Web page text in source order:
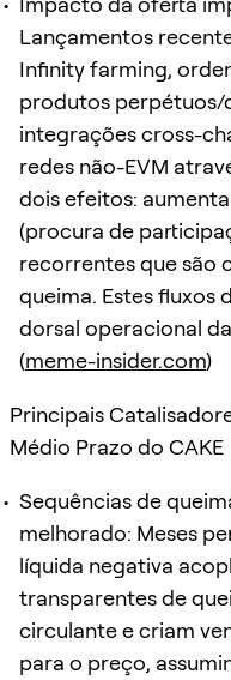
Lançamentos
Infinity farming,
produtos perpétuos/
integrações cross-
redes não-EVM
dois efeitos:
(procura de
recorrentes que são
queima. Estes fluxos
dorsal operacional
(meme-insider.com)
Principais
Médio Prazo do CAKE
Sequências de
melhorado: Meses
líquida negativa
transparentes de
circulante e criam
para o preço,